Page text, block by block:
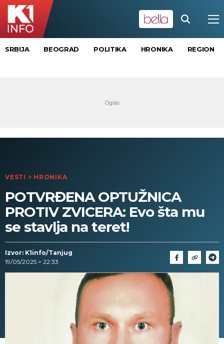
SRBIJA BEOGRAD POLITIKA HRONIKA REGION
VESTI > HRONIKA
POTVRĐENA OPTUŽNICA
PROTIV ZVICERA: Evo šta mu
se stavlja na teret!
Izvor: K1info/Tanjug
19/05/2025 > 22:33